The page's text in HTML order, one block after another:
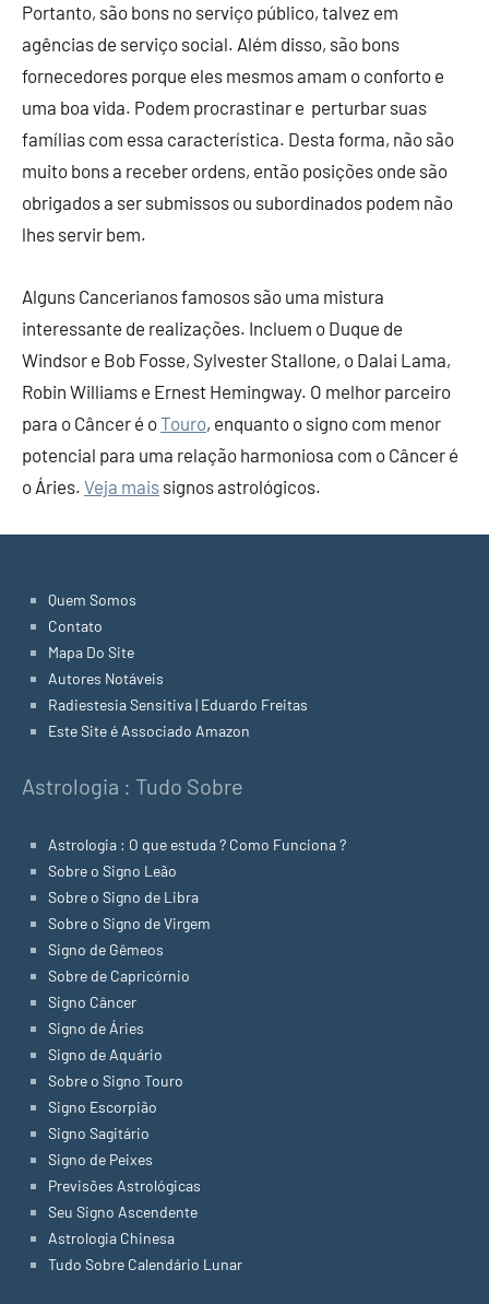
Portanto, são bons no serviço público, talvez em
agências de serviço social. Além disso, são bons
fornecedores porque eles mesmos amam o conforto e
uma boa vida. Podem procrastinar e perturbar suas
famílias com essa característica. Desta forma, não são
muito bons a receber ordens, então posições onde são
obrigados a ser submissos ou subordinados podem não
lhes servir bem.
Alguns Cancerianos famosos são uma mistura
interessante de realizações. Incluem o Duque de
Windsor e Bob Fosse, Sylvester Stallone, o Dalai Lama,
Robin Williams e Ernest Hemingway. O melhor parceiro
para o Câncer é oTouro, enquanto o signo com menor
potencial para uma relação harmoniosa com o Câncer é
o Áries. Veja mais signos astrológicos.
Quem Somos
Contato
Mapa Do Site
Autores Notáveis
Radiestesia Sensitiva | Eduardo Freitas
Este Site é Associado Amazon
Astrologia : Tudo Sobre
Astrologia : O que estuda ? Como Funciona ?
Sobre o Signo Leão
Sobre o Signo de Libra
Sobre o Signo de Virgem
Signo de Gêmeos
Sobre de Capricórnio
Signo Câncer
Signo de Áries
Signo de Aquário
Sobre o Signo Touro
Signo Escorpião
Signo Sagitário
Signo de Peixes
Previsões Astrológicas
Seu Signo Ascendente
Astrologia Chinesa
Tudo Sobre Calendário Lunar